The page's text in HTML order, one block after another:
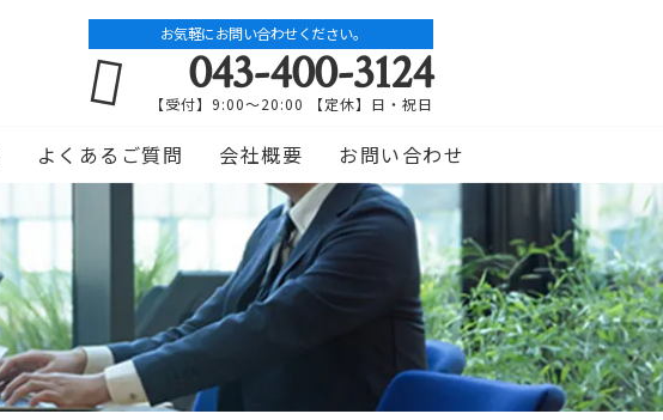
お気軽にお問い合わせください。
043-400-3124
【受付】9:00～20:00 【定休】日・祝日
よくあるご質問 会社概要 お問い合わせ